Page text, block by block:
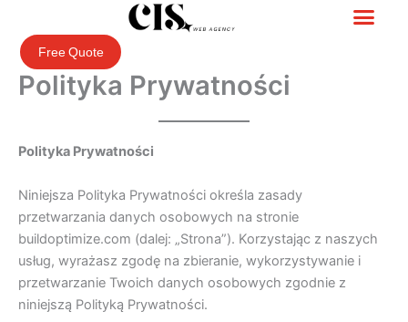
treści
Free Quote
Polityka Prywatności
Polityka Prywatności
Niniejsza Polityka Prywatności określa zasady
przetwarzania danych osobowych na stronie
buildoptimize.com (dalej: „Strona”). Korzystając z naszych
usług, wyrażasz zgodę na zbieranie, wykorzystywanie i
przetwarzanie Twoich danych osobowych zgodnie z
niniejszą Polityką Prywatności.